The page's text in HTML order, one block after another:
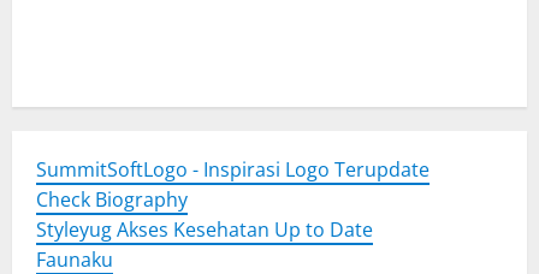
SummitSoftLogo - Inspirasi Logo Terupdate
Check Biography
Styleyug Akses Kesehatan Up to Date
Faunaku